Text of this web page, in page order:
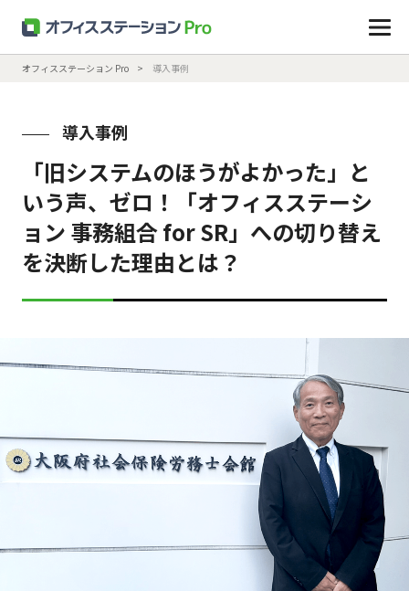
オフィスステーション Pro 導入事例
導入事例
「旧システムのほうがよかった」と
いう声、ゼロ！「オフィスステーシ
ョン 事務組合 for SR」への切り替え
を決断した理由とは？